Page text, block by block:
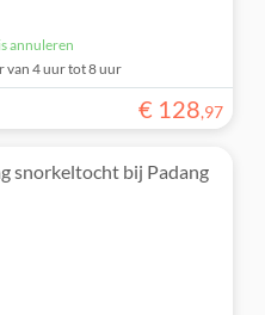
annuleren
van 4 uur tot 8 uur
€ 128,97
snorkeltocht bij Padang